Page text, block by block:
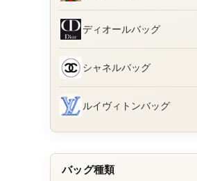
ディオールバッグ
シャネルバッグ
ルイヴィトンバッグ
バッグ種類